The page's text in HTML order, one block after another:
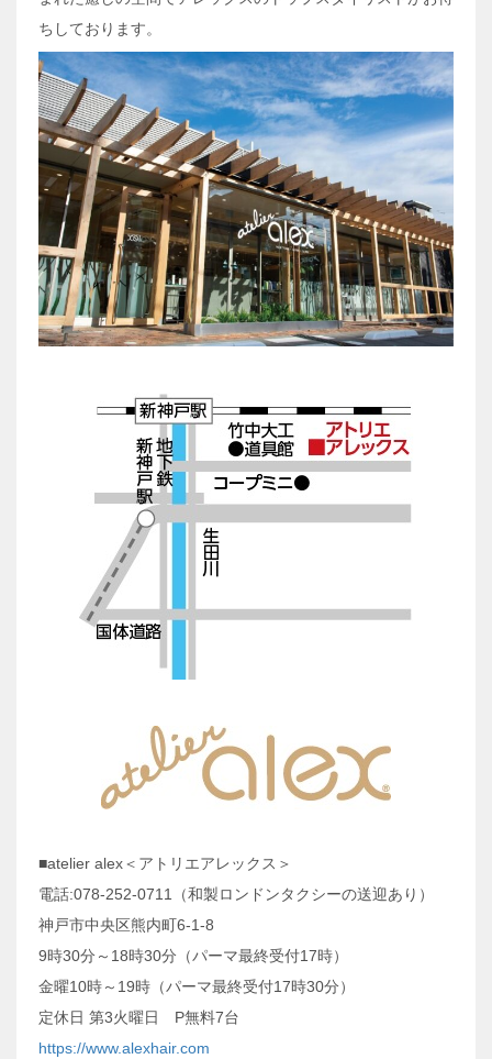
ちしております。
■atelier alex＜アトリエアレックス＞
電話:078-252-0711（和製ロンドンタクシーの送迎あり）
神戸市中央区熊内町6-1-8
9時30分～18時30分（パーマ最終受付17時）
金曜10時～19時（パーマ最終受付17時30分）
定休日 第3火曜日 P無料7台
https://www.alexhair.com